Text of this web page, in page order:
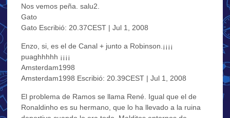
Nos vemos peña. salu2.
Gato
Gato Escribió: 20.37CEST | Jul 1, 2008
Enzo, si, es el de Canal + junto a Robinson.¡¡¡¡
puaghhhhh ¡¡¡¡
Amsterdam1998
Amsterdam1998 Escribió: 20.39CEST | Jul 1, 2008
El problema de Ramos se llama René. Igual que el de
Ronaldinho es su hermano, que lo ha llevado a la ruina